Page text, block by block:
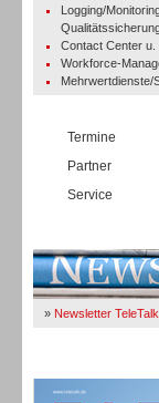
Logging/
Contact Center
Workforce-
Mehrwertdienste/
Termine
Partner
Service
» Newsletter